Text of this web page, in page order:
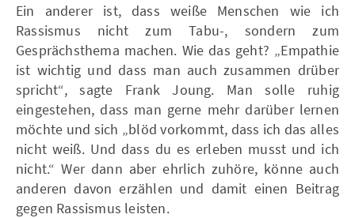
Ein anderer ist, dass weiße Menschen wie ich
Rassismus nicht zum Tabu-, sondern zum
Gesprächsthema machen. Wie das geht? „Empathie
ist wichtig und dass man auch zusammen drüber
spricht“, sagte Frank Joung. Man solle ruhig
eingestehen, dass man gerne mehr darüber lernen
möchte und sich „blöd vorkommt, dass ich das alles
nicht weiß. Und dass du es erleben musst und ich
nicht.“ Wer dann aber ehrlich zuhöre, könne auch
anderen davon erzählen und damit einen Beitrag
gegen Rassismus leisten.